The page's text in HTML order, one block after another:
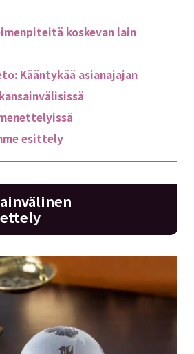
koskevan lain
Kääntykää asianajajan
esittely